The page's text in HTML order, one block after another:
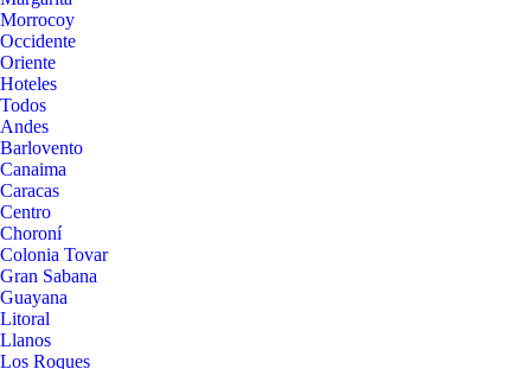
Morrocoy
Occidente
Oriente
Hoteles
Todos
Andes
Barlovento
Canaima
Caracas
Centro
Choroní
Colonia Tovar
Gran Sabana
Guayana
Litoral
Llanos
Los Roques